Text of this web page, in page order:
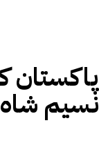
پاکستان
نسیم